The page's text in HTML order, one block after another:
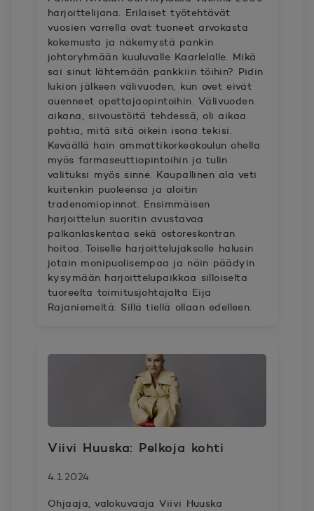
harjoittelijana. Erilaiset työtehtävät
vuosien varrella ovat tuoneet arvokasta
kokemusta ja näkemystä pankin
johtoryhmään kuuluvalle Kaarlelalle. Mikä
sai sinut lähtemään pankkiin töihin? Pidin
lukion jälkeen välivuoden, kun ovet eivät
auenneet opettajaopintoihin. Välivuoden
aikana, siivoustöitä tehdessä, oli aikaa
pohtia, mitä sitä oikein isona tekisi.
Keväällä hain ammattikorkeakoulun ohella
myös farmaseuttiopintoihin ja tulin
valituksi myös sinne. Kaupallinen ala veti
kuitenkin puoleensa ja aloitin
tradenomiopinnot. Ensimmäisen
harjoittelun suoritin avustavaa
palkanlaskentaa sekä ostoreskontran
hoitoa. Toiselle harjoittelujaksolle halusin
jotain monipuolisempaa ja näin päädyin
kysymään harjoittelupaikkaa silloiselta
tuoreelta toimitusjohtajalta Eija
Rajaniemeltä. Sillä tiellä ollaan edelleen.
Viivi Huuska: Pelkoja kohti
4.1.2024
Ohjaaja, valokuvaaja Viivi Huuska